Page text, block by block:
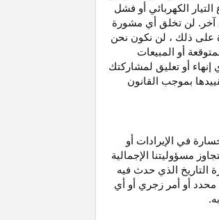
التيار الكهربائي أو فشل
آخر. لن تخلق أي مشورة
على ذلك ، لن نكون نحن
أو المبيعات
أو تعليق لمشاركتك
بموجب القانون
خسارة في الإيرادات أو
مسؤوليتنا الإجمالية
التاريخ الذي حدث فيه
أو أمر زجري أو أي